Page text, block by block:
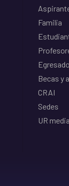
Familia
Becas y
CRAI
Sedes
UR media